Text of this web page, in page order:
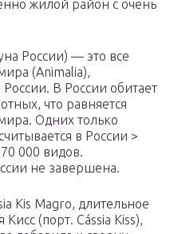
жилой район с очень
России) — это все
(Animalia),
В России обитает
что равняется
Одних только
в России >
000 видов.
не завершена.
Kis Magro, длительное
(порт. Cássia Kiss),